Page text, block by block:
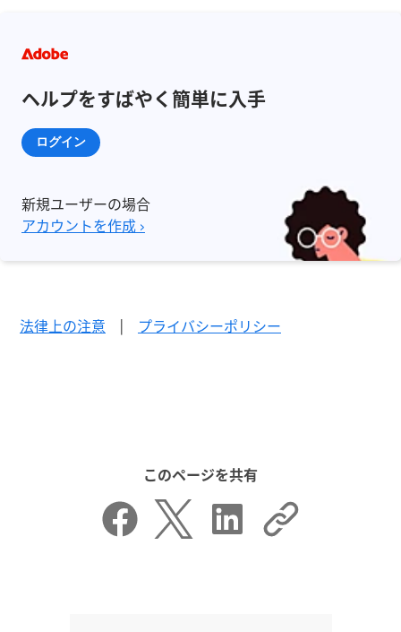
ヘルプをすばやく簡単に入手
ログイン
新規ユーザーの場合
アカウントを作成 ›
法律上の注意 | プライバシーポリシー
このページを共有